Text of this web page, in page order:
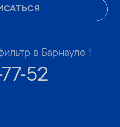
в Барнауле !
52